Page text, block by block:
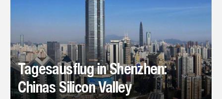
Tagesausflug in Shenzhen:
Chinas Silicon Valley